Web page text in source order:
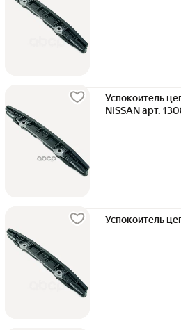
Успокоитель
NISSAN арт.
Успокоитель